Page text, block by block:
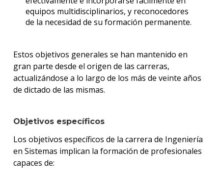
equipos multidisciplinarios, y reconocedores
de la necesidad de su formación permanente.
Estos objetivos generales se han mantenido en
gran parte desde el origen de las carreras,
actualizándose a lo largo de los más de veinte años
de dictado de las mismas.
Objetivos específicos
Los objetivos específicos de la carrera de Ingeniería
en Sistemas implican la formación de profesionales
capaces de: